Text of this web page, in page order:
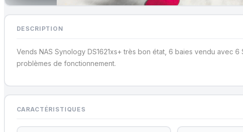
DESCRIPTION
Vends NAS Synology DS1621xs+ très bon état, 6 baies vendu avec 6
problèmes de fonctionnement.
CARACTÉRISTIQUES